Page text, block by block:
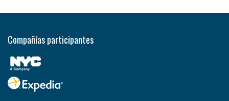
Compañías participantes